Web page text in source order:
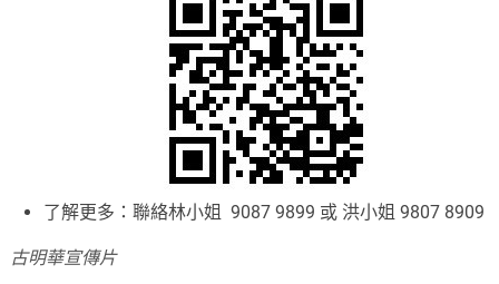
了解更多：聯絡林小姐 9087 9899 或 洪小姐 9807 8909
古明華宣傳片